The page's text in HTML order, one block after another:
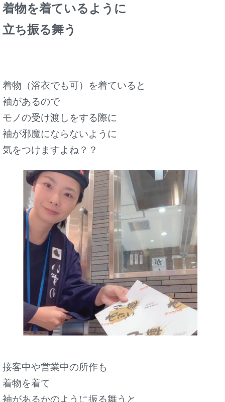
着物を着ているように
立ち振る舞う
着物（浴衣でも可）を着ていると
袖があるので
モノの受け渡しをする際に
袖が邪魔にならないように
気をつけますよね？？
接客中や営業中の所作も
着物を着て
袖があるかのように振る舞うと